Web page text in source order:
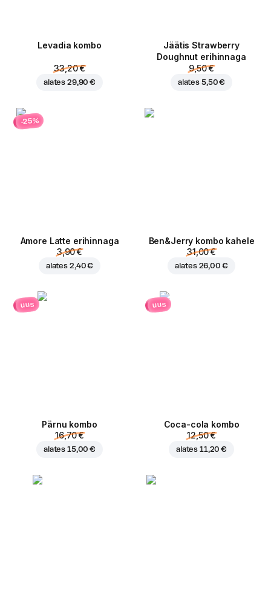
Levadia kombo
33,20 €
alates 29,90 €
Jäätis Strawberry
Doughnut erihinnaga
9,50 €
alates 5,50 €
-25%
Amore Latte erihinnaga
3,90 €
alates 2,40 €
Ben&Jerry kombo kahele
31,00 €
alates 26,00 €
uus
Pärnu kombo
16,70 €
alates 15,00 €
uus
Coca-cola kombo
12,50 €
alates 11,20 €